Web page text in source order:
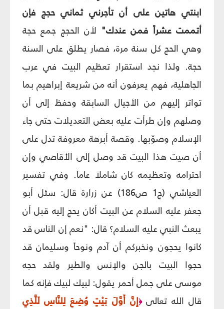
ابنتي هاتين على أن تأجرني ثماني حجج فإن
أتممت عشراً فمن عندك" لأن الحجج جمع حجة
وهي الحج كل سنة مرة، فصار يطلق على السنة
حجة. ولذا نجد استقرار تعظيم البيت في عرب
الجاهلية، فهم يعرفون أنه من شريعة إبراهيم بما
تواتر إليهم من الأجيال السابقة وحفظ إلى أن
وصلهم وإن طرأت عليه بعض التعديلات حتى جاء
الإسلام وصوّبها. وقصة أبرهة معروفة تدل على
أن صيت هذا البيت قد وصل إلى الأقاصي وإن
احترامه وتعظيمه كان شاملاً عاماً. وفي تفسير
العياشي (ج‏1 ص‏186) عن زرارة قال: سئل أبو
جعفر عليه السلام عن البيت أكان يحج إليه قبل أن
يبعث النبي عليه السلام؟ قال: "نعم إن الناس قد
كانوا يحجون ونخبركم أن آدم ونوحاً وسليمان قد
حجوا البيت بالجن والإنس والطير ولقد حجه
موسى على جمل أحمر يقول: لبيك لبيك فإنه كما
قال الله تعالى ﴿إِنَّ أَوَّلَ بَيْتٍ وُضِعَ لِلنَّاسِ لَلَّذِي